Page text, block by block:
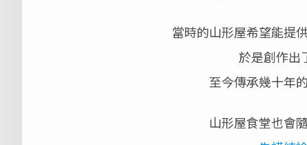
當時的山形屋希望能提
於是創作出
至今傳承幾十年
山形屋食堂也會